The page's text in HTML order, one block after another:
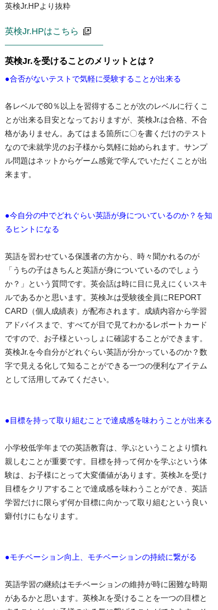
英検Jr.HPより抜粋
英検Jr.HPはこちら
英検Jr.を受けることのメリットとは？
●合否がないテストで気軽に受験することが出来る
各レベルで80％以上を習得することが次のレベルに行くこ
とが出来る目安となっておりますが、英検Jr.は合格、不合
格がありません。あてはまる箇所に〇を書くだけのテスト
なので未就学児のお子様から気軽に始められます。サンプ
ル問題はネットからゲーム感覚で学んでいただくことが出
来ます。
●今自分の中でどれぐらい英語が身についているのか？を知
るヒントになる
英語を習わせている保護者の方から、時々聞かれるのが
「うちの子はきちんと英語が身についているのでしょう
か？」という質問です。英会話は時に目に見えにくいスキ
ルであるかと思います。英検Jr.は受験後全員にREPORT
CARD（個人成績表）が配布されます。成績内容から学習
アドバイスまで、すべてが目で見てわかるレポートカード
ですので、お子様といっしょに確認することができます。
英検Jr.を今自分がどれぐらい英語が分かっているのか？数
字で見える化して知ることができる一つの便利なアイテム
として活用してみてください。
●目標を持って取り組むことで達成感を味わうことが出来る
小学校低学年までの英語教育は、学ぶということより慣れ
親しむことが重要です。目標を持って何かを学ぶという体
験は、お子様にとって大変価値があります。英検Jr.を受け
目標をクリアすることで達成感を味わうことができ、英語
学習だけに限らず何か目標に向かって取り組むという良い
癖付けにもなります。
●モチベーション向上、モチベーションの持続に繋がる
英語学習の継続はモチベーションの維持が時に困難な時期
があるかと思います。英検Jr.を受けることを一つの目標と